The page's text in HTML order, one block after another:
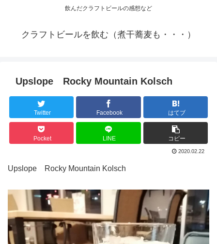
飲んだクラフトビールの感想など
クラフトビールを飲む（煮干蕎麦も・・・）
Upslope Rocky Mountain Kolsch
Twitter Facebook はてブ
Pocket LINE コピー
2020.02.22
Upslope Rocky Mountain Kolsch